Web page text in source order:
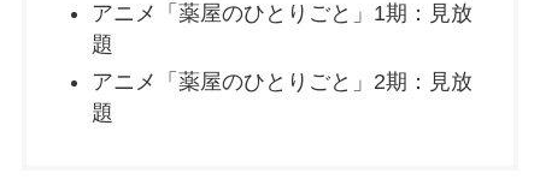
アニメ「薬屋のひとりごと」1期：見放
題
アニメ「薬屋のひとりごと」2期：見放
題